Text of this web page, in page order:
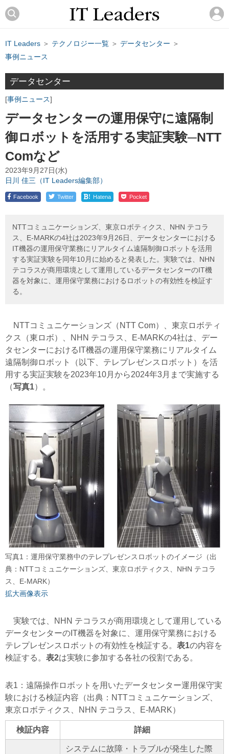
IT Leaders ＞ テクノロジー一覧 ＞ データセンター ＞
事例ニュース
データセンター
事例ニュース
データセンターの運用保守に遠隔制
御ロボットを活用する実証実験─NTT
Comなど
2023年9月27日(水)
日川 佳三（IT Leaders編集部）
Facebook Twitter ! Hatena Pocket
NTTコミュニケーションズ、東京ロボティクス、NHN テコラ
ス、E-MARKの4社は2023年9月26日、データセンターにおける
IT機器の運用保守業務にリアルタイム遠隔制御ロボットを活用
する実証実験を同年10月に始めると発表した。実験では、NHN
テコラスが商用環境として運用しているデータセンターのIT機
器を対象に、運用保守業務におけるロボットの有効性を検証す
る。
NTTコミュニケーションズ（NTT Com）、東京ロボティ
クス（東ロボ）、NHN テコラス、E-MARKの4社は、デー
タセンターにおけるIT機器の運用保守業務にリアルタイム
遠隔制御ロボット（以下、テレプレゼンスロボット）を活
用する実証実験を2023年10月から2024年3月まで実施する
（写真1）。
写真1：運用保守業務中のテレプレゼンスロボットのイメージ（出
典：NTTコミュニケーションズ、東京ロボティクス、NHN テコラ
ス、E-MARK）
拡大画像表示
実験では、NHN テコラスが商用環境として運用している
データセンターのIT機器を対象に、運用保守業務における
テレプレゼンスロボットの有効性を検証する。 表1の内容を
検証する。 表2は実験に参加する各社の役割である。
表1：遠隔操作ロボットを用いたデータセンター運用保守実
験における検証内容（出典：NTTコミュニケーションズ、
東京ロボティクス、NHN テコラス、E-MARK）
検証内容 詳細
システムに故障・トラブルが発生した際